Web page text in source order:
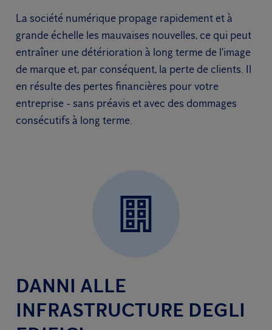
La société numérique propage rapidement et à
grande échelle les mauvaises nouvelles, ce qui peut
entraîner une détérioration à long terme de l'image
de marque et, par conséquent, la perte de clients. Il
en résulte des pertes financières pour votre
entreprise - sans préavis et avec des dommages
consécutifs à long terme.
DANNI ALLE
INFRASTRUCTURE DEGLI